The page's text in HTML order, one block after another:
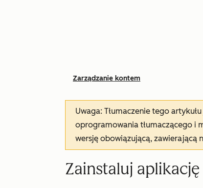
Zarządzanie kontem
Uwaga: Tłumaczenie tego
oprogramowania tłumaczącego i
wersję obowiązującą, zawierającą
Zainstaluj